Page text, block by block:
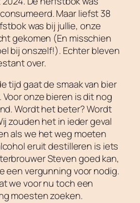
Maar liefst 38
was bij jullie, onze
gekomen (En misschien
bij onszelf!). Echter bleven
over.
tijd gaat de smaak van bier
onze bieren is dit nog
Wordt het beter? Wordt
zouden het in ieder geval
als we het weg moeten
eruit destilleren is iets
Steven goed kan,
een vergunning voor nodig.
we voor nu toch een
moesten zoeken.